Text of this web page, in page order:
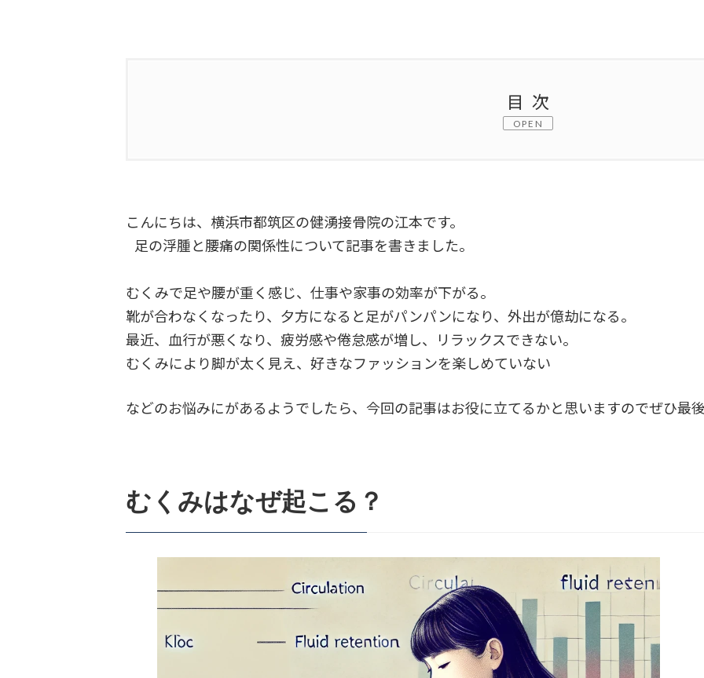
目次
OPEN
3.解決方法は
4. 血流とリンパの流れを促進するストレッチと運動
5. むくみを防ぐ生活習慣、適切な水分補給
6. 姿勢の改善、正しい座り方と立ち方
7.睡眠とリラクゼーション
9.その他の記事
こんにちは、横浜市都筑区の健湧接骨院の江本です。
足の浮腫と腰痛の関係性について記事を書きました。
むくみで足や腰が重く感じ、仕事や家事の効率が下がる。
靴が合わなくなったり、夕方になると足がパンパンになり、外出が億劫になる。
最近、血行が悪くなり、疲労感や倦怠感が増し、リラックスできない。
むくみにより脚が太く見え、好きなファッションを楽しめていない
などのお悩みにがあるようでしたら、今回の記事はお役に立てるかと思いますのでぜひ最
むくみはなぜ起こる？